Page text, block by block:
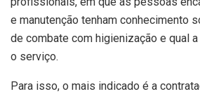
e manutenção tenham conhecimento
de combate com higienização e qual
o serviço.
Para isso, o mais indicado é a